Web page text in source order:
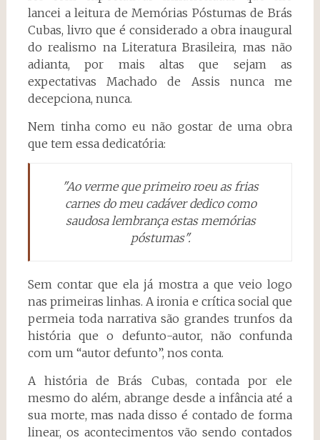
lancei a leitura de Memórias Póstumas de Brás
Cubas, livro que é considerado a obra inaugural
do realismo na Literatura Brasileira, mas não
adianta, por mais altas que sejam as
expectativas Machado de Assis nunca me
decepciona, nunca.
Nem tinha como eu não gostar de uma obra
que tem essa dedicatória:
"Ao verme que primeiro roeu as frias
carnes do meu cadáver dedico como
saudosa lembrança estas memórias
póstumas".
Sem contar que ela já mostra a que veio logo
nas primeiras linhas. A ironia e crítica social que
permeia toda narrativa são grandes trunfos da
história que o defunto-autor, não confunda
com um “autor defunto”, nos conta.
A história de Brás Cubas, contada por ele
mesmo do além, abrange desde a infância até a
sua morte, mas nada disso é contado de forma
linear, os acontecimentos vão sendo contados